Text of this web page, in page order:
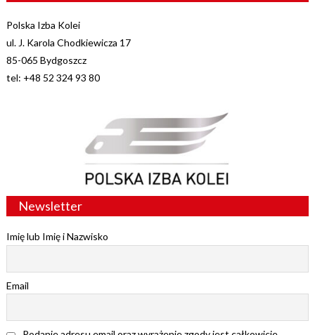
Polska Izba Kolei
ul. J. Karola Chodkiewicza 17
85-065 Bydgoszcz
tel: +48 52 324 93 80
Newsletter
Imię lub Imię i Nazwisko
Email